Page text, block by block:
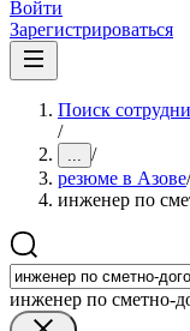
Войти
Зарегистрироваться
Поиск
/
... /
резюме в Азове/
инженер по
инженер по сметно-